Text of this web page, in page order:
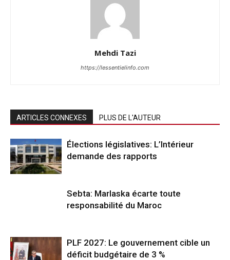
Mehdi Tazi
https://lessentielinfo.com
ARTICLES CONNEXES PLUS DE L'AUTEUR
Élections législatives: L’Intérieur
demande des rapports
Sebta: Marlaska écarte toute
responsabilité du Maroc
PLF 2027: Le gouvernement cible un
déficit budgétaire de 3 %